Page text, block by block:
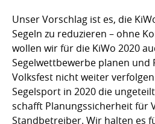
Unser Vorschlag ist es, die
Segeln zu reduzieren – ohne
wollen wir für die KiWo 2020
Segelwettbewerbe planen und
Volksfest nicht weiter
Segelsport in 2020 die
schafft Planungssicherheit für
Standbetreiber. Wir halten es